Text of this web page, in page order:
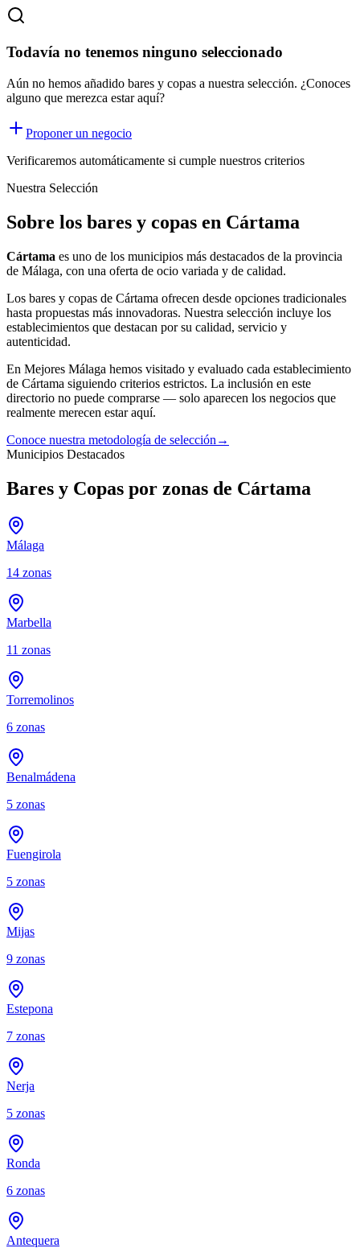
Todavía no tenemos ninguno seleccionado
Aún no hemos añadido bares y copas a nuestra selección. ¿Conoces
alguno que merezca estar aquí?
Proponer un negocio
Verificaremos automáticamente si cumple nuestros criterios
Nuestra Selección
Sobre los bares y copas en Cártama
Cártama es uno de los municipios más destacados de la provincia
de Málaga, con una oferta de ocio variada y de calidad.
Los bares y copas de Cártama ofrecen desde opciones tradicionales
hasta propuestas más innovadoras. Nuestra selección incluye los
establecimientos que destacan por su calidad, servicio y
autenticidad.
En Mejores Málaga hemos visitado y evaluado cada establecimiento
de Cártama siguiendo criterios estrictos. La inclusión en este
directorio no puede comprarse — solo aparecen los negocios que
realmente merecen estar aquí.
Conoce nuestra metodología de selección →
Municipios Destacados
Bares y Copas por zonas de Cártama
Málaga
14 zonas
Marbella
11 zonas
Torremolinos
6 zonas
Benalmádena
5 zonas
Fuengirola
5 zonas
Mijas
9 zonas
Estepona
7 zonas
Nerja
5 zonas
Ronda
6 zonas
Antequera